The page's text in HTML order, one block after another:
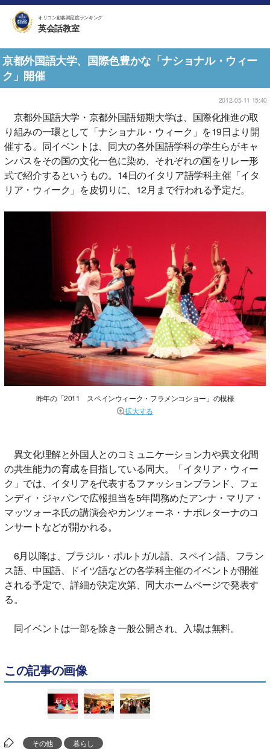
オリコン顧客満足度ランキング
英会話教室
京都外国語大学、国際色豊かな「ナショナル・ウィー
ク」開催
2012-05-11 15:40
京都外国語大学・京都外国語短期大学は、国際化推進の取
り組みの一環として「ナショナル・ウィーク」を19日より開
催する。同イベントは、同大の各外国語学科の学生らがキャ
ンパスをその国の文化一色に染め、それぞれの国をリレー形
式で紹介するというもの。14日のイタリア語学科主催「イタ
リア・ウィーク」を皮切りに、12月まで行われる予定だ。
昨年の「2011 スペインウィーク・フラメンコショー」の模様
拡大する
異文化理解と外国人とのコミュニケーション力や異文化間
の共生能力の育成を目指している同大。「イタリア・ウィー
ク」では、イタリアを代表するファッションブランド、フェ
ンディ・ジャパンで広報担当を5年間務めたアンナ・マリア・
マッツォーネ氏の講演会やカンツォーネ・ナポレターナのコ
ンサートなどが開かれる。
6月以降は、ブラジル・ポルトガル語、スペイン語、フラン
ス語、中国語、ドイツ語などの各学科主催のイベントが開催
される予定で、詳細が決定次第、同大ホームページで発表す
る。
同イベントは一部を除き一般公開され、入場は無料。
この記事の画像
その他 暮らし